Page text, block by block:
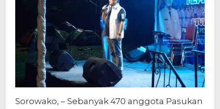
Sorowako, – Sebanyak 470 anggota Pasukan